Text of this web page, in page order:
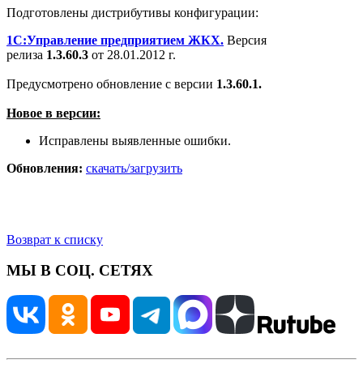
Подготовлены дистрибутивы конфигурации:
1С:Управление предприятием ЖКХ. Версия
релиза 1.3.60.3 от 28.01.2012 г.
Предусмотрено обновление с версии 1.3.60.1.
Новое в версии:
Исправлены выявленные ошибки.
Обновления: скачать/загрузить
Возврат к списку
МЫ В СОЦ. СЕТЯХ